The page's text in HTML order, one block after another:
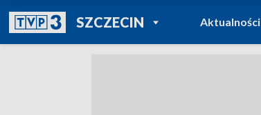
SZCZECINPOWRÓT DO
TVP REGIONY
Aktualności